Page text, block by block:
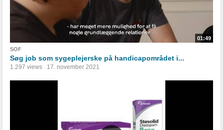
01:49
SOF
Søg job som sygeplejerske på handicapområdet i...
1.297 views 17. november 2021